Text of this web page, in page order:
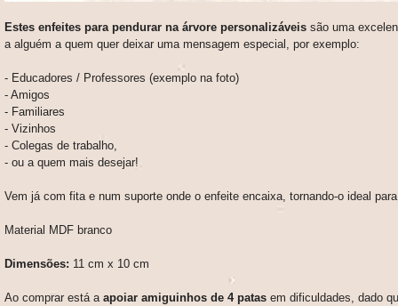
Estes enfeites para pendurar na árvore personalizáveis são uma
a alguém a quem quer deixar uma mensagem especial, por exemplo:
- Educadores / Professores (exemplo na foto)
- Amigos
- Familiares
- Vizinhos
- Colegas de trabalho,
- ou a quem mais desejar!
Vem já com fita e num suporte onde o enfeite encaixa, tornando-o ideal
Material MDF branco
Dimensões: 11 cm x 10 cm
Ao comprar está a apoiar amiguinhos de 4 patas em dificuldades, dado